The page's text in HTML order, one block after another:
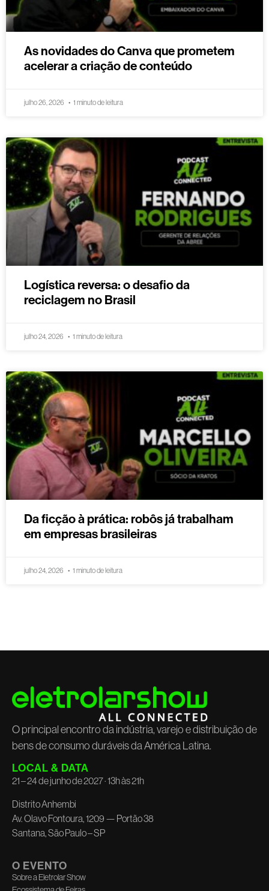
As novidades do Canva que prometem
acelerar a criação de conteúdo
julho 26, 2026 1 minuto de leitura
Logística reversa: o desafio da
reciclagem no Brasil
julho 24, 2026 1 minuto de leitura
Da ficção à prática: robôs já trabalham
em empresas brasileiras
julho 24, 2026 1 minuto de leitura
O principal encontro da indústria, varejo e distribuição de
bens de consumo duráveis da América Latina.
LOCAL & DATA
21 – 24 de junho de 2027 · 13h às 21h
Distrito Anhembi
Av. Olavo Fontoura, 1209 — Portão 38
Santana, São Paulo – SP
O EVENTO
Sobre a Eletrolar Show